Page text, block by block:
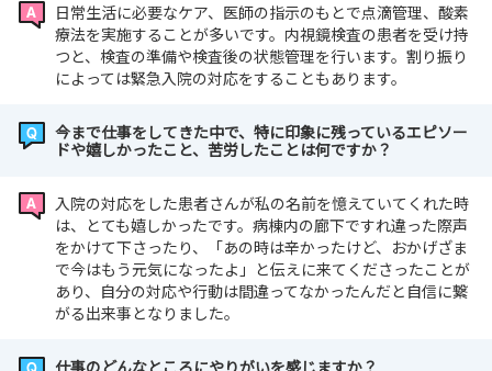
日常生活に必要なケア、医師の指示のもとで点滴管理、酸素
療法を実施することが多いです。内視鏡検査の患者を受け持
つと、検査の準備や検査後の状態管理を行います。割り振り
によっては緊急入院の対応をすることもあります。
今まで仕事をしてきた中で、特に印象に残っているエピソー
ドや嬉しかったこと、苦労したことは何ですか？
入院の対応をした患者さんが私の名前を憶えていてくれた時
は、とても嬉しかったです。病棟内の廊下ですれ違った際声
をかけて下さったり、「あの時は辛かったけど、おかげざま
で今はもう元気になったよ」と伝えに来てくださったことが
あり、自分の対応や行動は間違ってなかったんだと自信に繋
がる出来事となりました。